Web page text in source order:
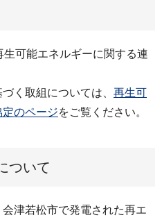
可能エネルギーに関する連
く取組については、 再生可
のページをご覧ください。
ついて
津若松市で発電された再エ